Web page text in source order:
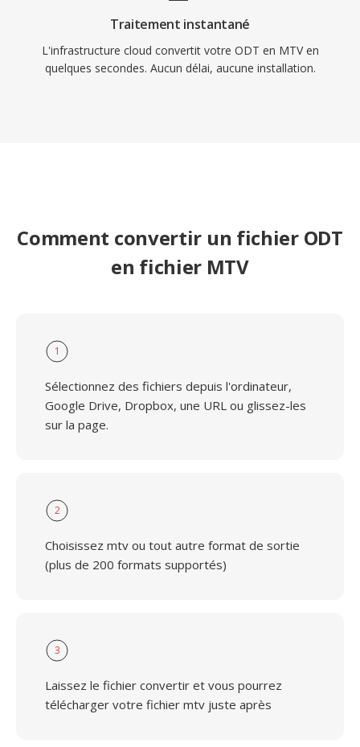
Traitement instantané
L'infrastructure cloud convertit votre ODT en MTV en
quelques secondes. Aucun délai, aucune installation.
Comment convertir un fichier ODT
en fichier MTV
1
Sélectionnez des fichiers depuis l'ordinateur,
Google Drive, Dropbox, une URL ou glissez-les
sur la page.
2
Choisissez mtv ou tout autre format de sortie
(plus de 200 formats supportés)
3
Laissez le fichier convertir et vous pourrez
télécharger votre fichier mtv juste après